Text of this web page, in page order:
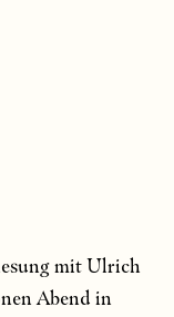
mit Ulrich
Abend in